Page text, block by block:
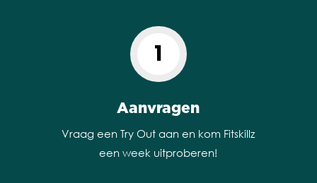
1
Aanvragen
Vraag een Try Out aan en kom Fitskillz
een week uitproberen!